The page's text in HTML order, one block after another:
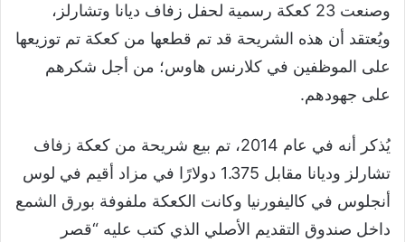
وصنعت 23 كعكة رسمية لحفل زفاف ديانا وتشارلز،
ويُعتقد أن هذه الشريحة قد تم قطعها من كعكة تم توزيعها
على الموظفين في كلارنس هاوس؛ من أجل شكرهم
على جهودهم.
يُذكر أنه في عام 2014، تم بيع شريحة من كعكة زفاف
تشارلز وديانا مقابل 1.375 دولارًا في مزاد أقيم في لوس
أنجلوس في كاليفورنيا وكانت الكعكة ملفوفة بورق الشمع
داخل صندوق التقديم الأصلي الذي كتب عليه “قصر